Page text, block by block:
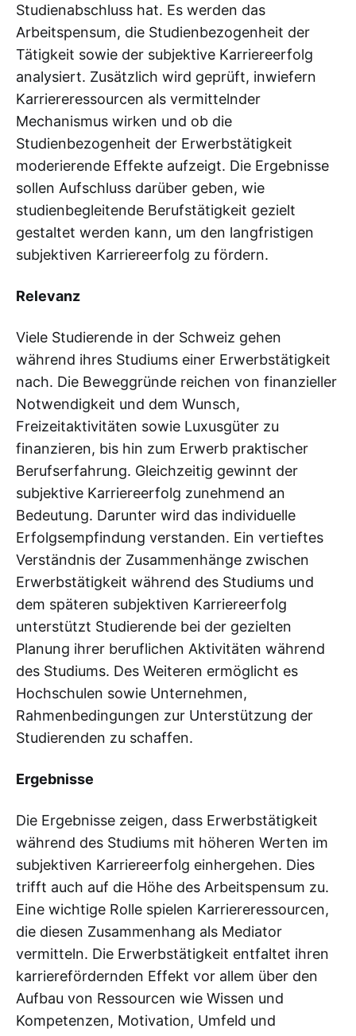
Studienabschluss hat. Es werden das
Arbeitspensum, die Studienbezogenheit der
Tätigkeit sowie der subjektive Karriereerfolg
analysiert. Zusätzlich wird geprüft, inwiefern
Karriereressourcen als vermittelnder
Mechanismus wirken und ob die
Studienbezogenheit der Erwerbstätigkeit
moderierende Effekte aufzeigt. Die Ergebnisse
sollen Aufschluss darüber geben, wie
studienbegleitende Berufstätigkeit gezielt
gestaltet werden kann, um den langfristigen
subjektiven Karriereerfolg zu fördern.
Relevanz
Viele Studierende in der Schweiz gehen
während ihres Studiums einer Erwerbstätigkeit
nach. Die Beweggründe reichen von finanzieller
Notwendigkeit und dem Wunsch,
Freizeitaktivitäten sowie Luxusgüter zu
finanzieren, bis hin zum Erwerb praktischer
Berufserfahrung. Gleichzeitig gewinnt der
subjektive Karriereerfolg zunehmend an
Bedeutung. Darunter wird das individuelle
Erfolgsempfindung verstanden. Ein vertieftes
Verständnis der Zusammenhänge zwischen
Erwerbstätigkeit während des Studiums und
dem späteren subjektiven Karriereerfolg
unterstützt Studierende bei der gezielten
Planung ihrer beruflichen Aktivitäten während
des Studiums. Des Weiteren ermöglicht es
Hochschulen sowie Unternehmen,
Rahmenbedingungen zur Unterstützung der
Studierenden zu schaffen.
Ergebnisse
Die Ergebnisse zeigen, dass Erwerbstätigkeit
während des Studiums mit höheren Werten im
subjektiven Karriereerfolg einhergehen. Dies
trifft auch auf die Höhe des Arbeitspensum zu.
Eine wichtige Rolle spielen Karriereressourcen,
die diesen Zusammenhang als Mediator
vermitteln. Die Erwerbstätigkeit entfaltet ihren
karrierefördernden Effekt vor allem über den
Aufbau von Ressourcen wie Wissen und
Kompetenzen, Motivation, Umfeld und